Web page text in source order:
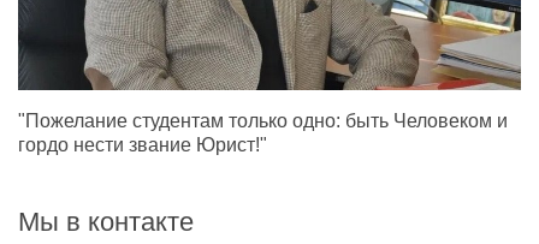
"Пожелание студентам только одно: быть Человеком и
гордо нести звание Юрист!"
Мы в контакте